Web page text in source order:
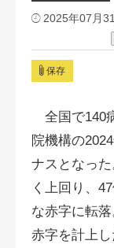
2025年07月
保存
全国で140
院機構の
ナスとなっ
く上回り、
な赤字に転
赤字を計上し